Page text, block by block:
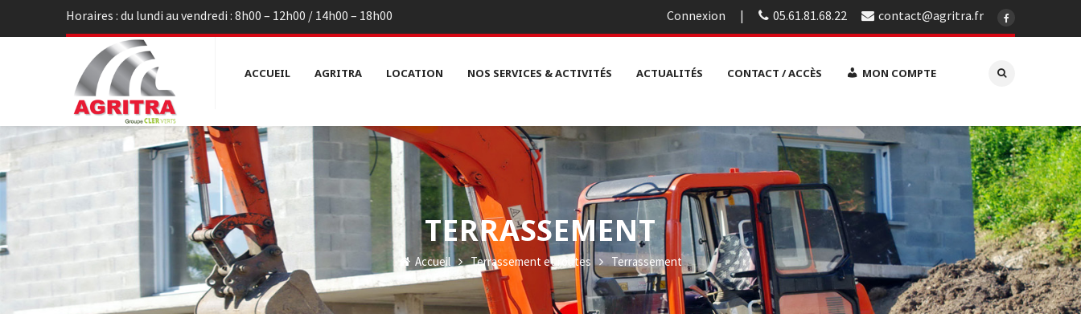
Horaires : du lundi au vendredi : 8h00 – 12h00 / 14h00 – 18h00 Connexion 05.61.81.68.22 contact@agritra.fr
ACCUEIL AGRITRA LOCATION NOS SERVICES & ACTIVITÉS ACTUALITÉS CONTACT / ACCÈS MON COMPTE
TERRASSEMENT
Accueil Terrassement et routes Terrassement